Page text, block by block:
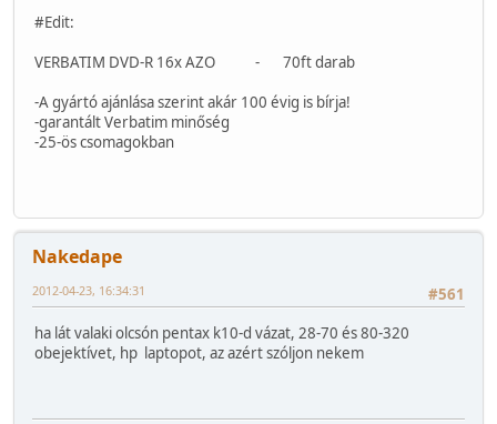
#Edit:
VERBATIM DVD-R 16x AZO - 70ft darab
-A gyártó ajánlása szerint akár 100 évig is bírja!
-garantált Verbatim minőség
-25-ös csomagokban
Nakedape
#561
2012-04-23, 16:34:31
ha lát valaki olcsón pentax k10-d vázat, 28-70 és 80-320
obejektívet, hp laptopot, az azért szóljon nekem